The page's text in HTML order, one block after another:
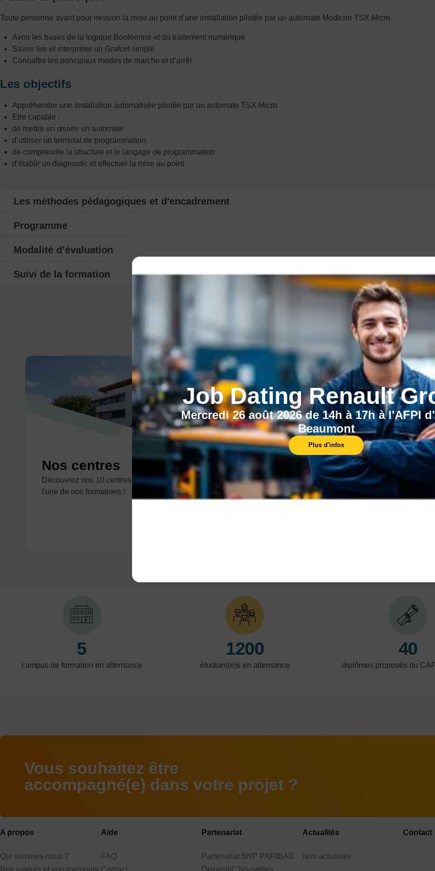
Job Dating Renault
Mercredi 26 août 2026 de 14h à 17h à l'AFPI
Beaumont
Plus d'infos
Toute personne ayant pour mission la mise au point d’une installation pilotée par un automate Modicon TSX Micro
Avoir les bases de la logique Booléenne et du traitement numérique
Savoir lire et interpréter un Grafcet simple
Connaître les principaux modes de marche et d’arrêt
Les objectifs
Appréhender une installation automatisée pilotée par un automate TSX Micro
Etre capable :
de mettre en œuvre un automate
d’utiliser un terminal de programmation
de comprendre la structure et le langage de programmation
d’établir un diagnostic et effectuer la mise au point
Les méthodes pédagogiques et d'encadrement
Programme
Modalité d’évaluation
Suivi de la formation
CECI POURRAIT VOUS INTÉRESSER :
Nos centres
Découvrez nos 10 centres, pour participer à
l'une de nos formations !
Compte personnel de
formation
Besoin de financer votre formation ? Rendez-
vous sur votre compte personnel de formation
5
campus de formation en alternance
1200
étudiant(e)s en alternance
40
diplômes proposés du
Vous souhaitez être
accompagné(e) dans votre projet ?
A propos
Qui sommes-nous ?
Aide
FAQ
Partenariat
Partenariat BNP PARIBAS
Actualités
Nos actualités
Contact